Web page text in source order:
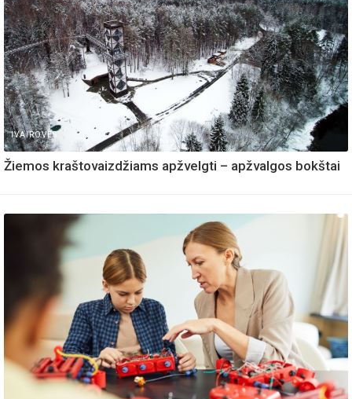
IVAIROVES
Žiemos kraštovaizdžiams apžvelgti – apžvalgos bokštai